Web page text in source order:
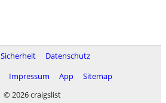
Sicherheit
Datenschutz
Impressum App
Sitemap
© 2026 craigslist